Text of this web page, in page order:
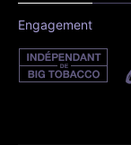
Engagement